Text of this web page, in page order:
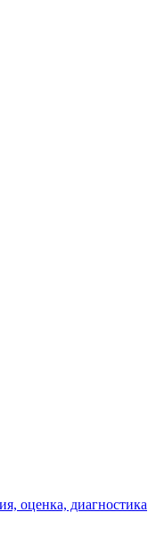
оценка, диагностика